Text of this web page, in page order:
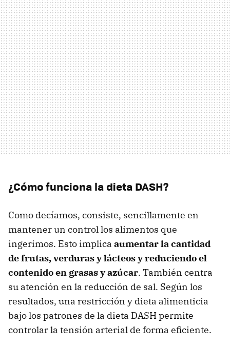
¿Cómo funciona la dieta DASH?
Como decíamos, consiste, sencillamente en
mantener un control los alimentos que
ingerimos. Esto implica aumentar la cantidad
de frutas, verduras y lácteos y reduciendo el
contenido en grasas y azúcar. También centra
su atención en la reducción de sal. Según los
resultados, una restricción y dieta alimenticia
bajo los patrones de la dieta DASH permite
controlar la tensión arterial de forma eficiente.